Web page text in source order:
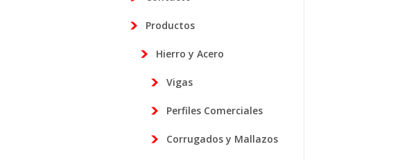
Productos
Hierro y Acero
Vigas
Perfiles Comerciales
Corrugados y Mallazos